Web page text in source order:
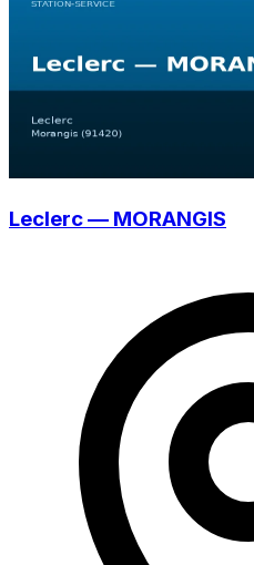
Leclerc — MORANGIS